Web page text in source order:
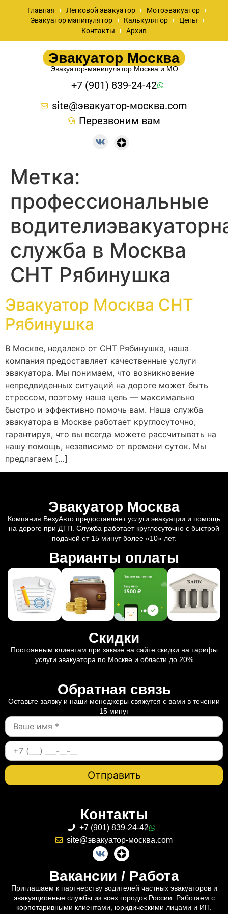
Главная Легковой эвакуатор
Мотоэвакуатор
Эвакуатор манипулятор
Калькулятор
Цены
Контакты
Архив
Эвакуатор Москва
Эвакуатор-манипулятор Москва и МО
+7 (901) 839-24-42
site@эвакуатор-москва.com
Перезвоним вам
Метка:
профессиональные
служба в Москва
СНТ Рябинушка
Эвакуатор Москва СНТ
Рябинушка
В Москве, недалеко от СНТ Рябинушка, наша
компания предоставляет качественные услуги
эвакуатора. Мы понимаем, что возникновение
непредвиденных ситуаций на дороге может быть
стрессом, поэтому наша цель — максимально
быстро и эффективно помочь вам. Наша служба
эвакуатора в Москве работает круглосуточно,
гарантируя, что вы всегда можете рассчитывать на
нашу помощь, независимо от времени суток. Мы
предлагаем […]
Эвакуатор Москва
Компания ВезуАвто предоставляет услуги эвакуации и помощь
на дороге при ДТП. Служба работает круглосуточно с быстрой
подачей от 15 минут более «10» лет.
Варианты оплаты
Скидки
Постоянным клиентам при заказе на сайте скидки на тарифы
услуги эвакуатора по Москве и области до 20%
Обратная связь
Оставьте заявку и наши менеджеры свяжутся с вами в течении
15 минут
Контакты
+7 (901) 839-24-42
site@эвакуатор-москва.com
Вакансии / Работа
Приглашаем к партнерству водителей частных эвакуаторов и
эвакуационные службы из всех городов России. Работаем с
корпотаривными клиентами, юридическими лицами и ИП.